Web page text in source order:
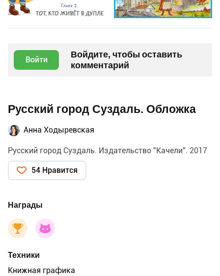
Войти
Войдите, чтобы оставить
комментарий
Русский город Суздаль. Обложка
Анна Ходыревская
Русский город Суздаль. Издательство "Качели". 2017
54 Нравится
Награды
Техники
Книжная графика